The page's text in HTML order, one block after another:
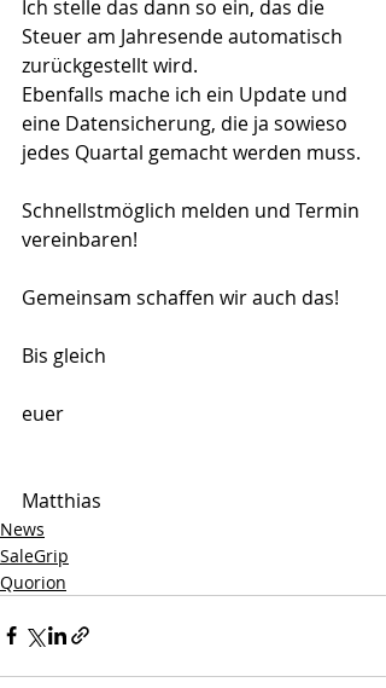
Ich stelle das dann so ein, das die
Steuer am Jahresende automatisch
zurückgestellt wird.
Ebenfalls mache ich ein Update und
eine Datensicherung, die ja sowieso
jedes Quartal gemacht werden muss.
Schnellstmöglich melden und Termin
vereinbaren!
Gemeinsam schaffen wir auch das!
Bis gleich
euer
Matthias
News
SaleGrip
Quorion